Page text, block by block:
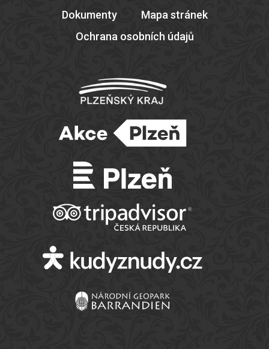
Dokumenty
Mapa stránek
Ochrana osobních údajů